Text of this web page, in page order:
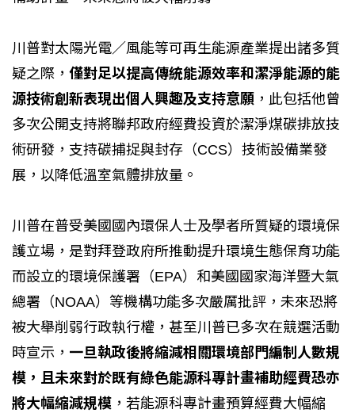
川普對太陽光電／風能等可再生能源產業提出諸多質
疑之際， 僅對足以提高傳統能源效率和潔淨能源的能
源技術創新表現出個人興趣及支持意願 ，此包括他曾
多次公開支持將聯邦政府經費投資於潔淨煤碳排放技
術研發，支持碳捕捉與封存（CCS）技術設備業發
展，以降低溫室氣體排放量。
川普在普受美國國內環保人士及學者所質疑的環境保
護立場，是對拜登政府所推動提升環境生態保育功能
而設立的環境保護署（EPA）和美國國家海洋暨大氣
總署（NOAA）等機構功能多次嚴厲批評，未來恐將
被大舉削弱行政執行權，甚至川普已多次在競選活動
時宣示， 一旦執政後將縮減相關環境部門編制人數規
模，且未來對於既有綠色能源科專計畫補助經費恐亦
將大幅縮減規模 ，若能源科專計畫預算經費大幅縮